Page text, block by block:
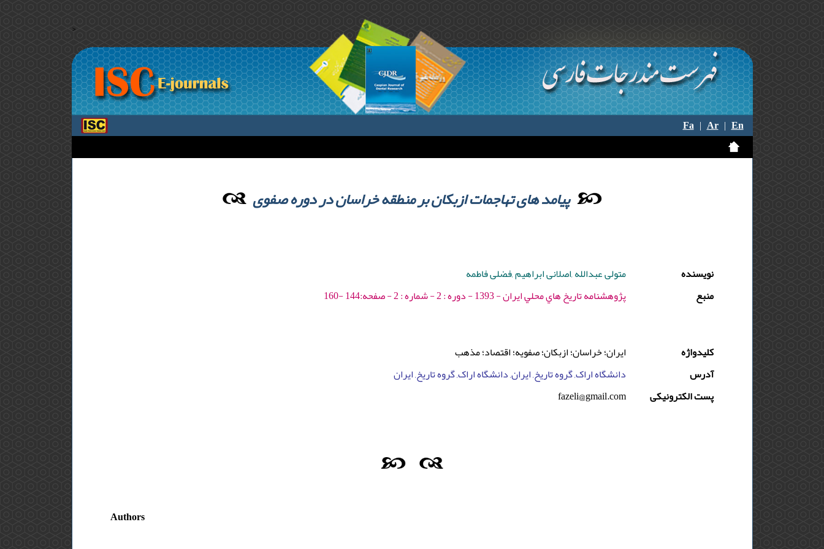
>
Fa|Ar|En
پیامد های تهاجمات ازبکان بر منطقه خراسان در دوره صفوی
نویسنده
متولی عبدالله ,اصلانی ابراهیم ,فضلی فاطمه
منبع
پژوهشنامه تاريخ هاي محلي ايران - 1393 - دوره : 2 - شماره : 2 - صفحه:144 -160
کلیدواژه
ایران؛ خراسان؛ ازبکان؛ صفویه؛ اقتصاد؛ مذهب
آدرس
دانشگاه اراک, گروه تاریخ, ایران, دانشگاه اراک, گروه تاریخ, ایران
پست الکترونیکی
fazeli@gmail.com
Authors